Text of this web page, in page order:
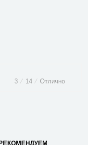
3 ⁄ 14 ⁄ Отлично